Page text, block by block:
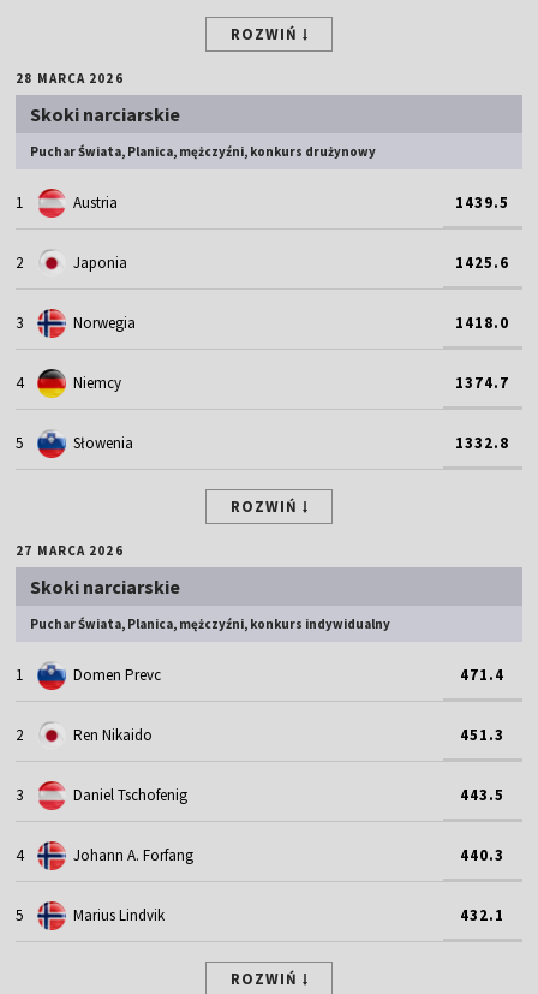
ROZWIŃ
28 MARCA 2026
Skoki narciarskie
Puchar Świata, Planica, mężczyźni, konkurs drużynowy
1 Austria 1439.5
2 Japonia 1425.6
3 Norwegia 1418.0
4 Niemcy 1374.7
5 Słowenia 1332.8
ROZWIŃ
27 MARCA 2026
Skoki narciarskie
Puchar Świata, Planica, mężczyźni, konkurs indywidualny
1 Domen Prevc 471.4
2 Ren Nikaido 451.3
3 Daniel Tschofenig 443.5
4 Johann A. Forfang 440.3
5 Marius Lindvik 432.1
ROZWIŃ